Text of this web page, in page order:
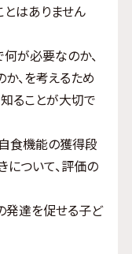
はありません
が必要なのか、
、を考えるため
ることが大切で
食機能の獲得段
ついて、評価の
発達を促せる子ど